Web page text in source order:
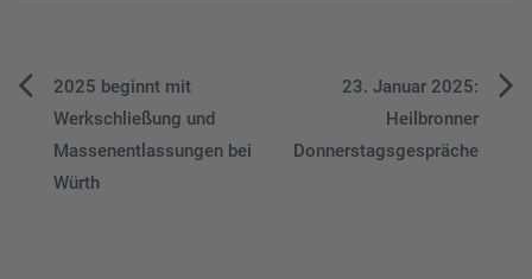
Beitragsnavigation
2025 beginnt mit
Werkschließung und
Massenentlassungen bei
Würth
23. Januar 2025:
Heilbronner
Donnerstagsgespräche